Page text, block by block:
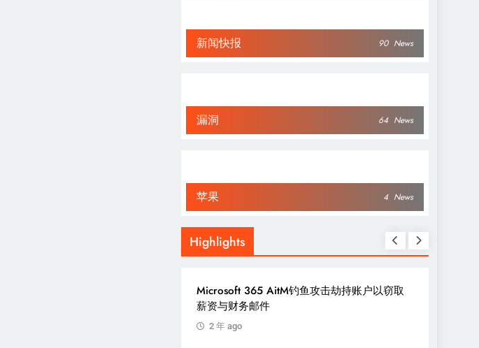
新闻快报 90 News
漏洞 64 News
苹果 4 News
Highlights
披露
Microsoft 365 AitM钓鱼攻击劫持账户以窃取
薪资与财务邮件
2 年 ago